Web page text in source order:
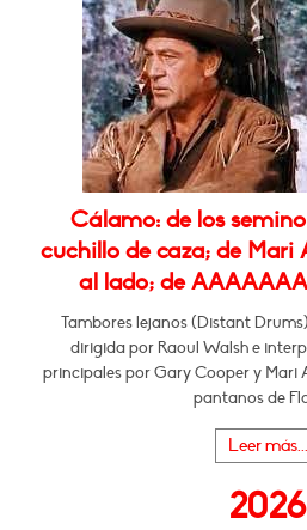
Cálamo: de los
cuchillo de caza; de Mari
al lado; de
Tambores lejanos (Distant
dirigida por Raoul Walsh e
principales por Gary Cooper y Mari
pantanos de
Leer más...
2026